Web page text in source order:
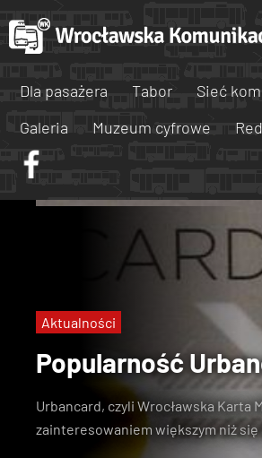
Dla pasażera Tabor
Sieć
Galeria
Muzeum cyfrowe
Popularność
Urbancard, czyli Wrocławska Karta
zainteresowaniem większym niż
Aktualności